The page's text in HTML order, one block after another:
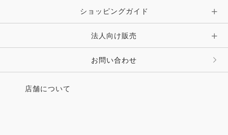
キーホルダー・チャーム・ストラップ
その他 ファッション雑貨
その他 アクセサリーショッピングガイド
法人向け販売
お問い合わせ
店舗について